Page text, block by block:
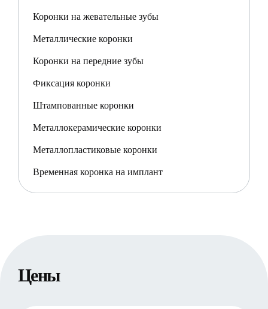
Коронки на жевательные зубы
Металлические коронки
Коронки на передние зубы
Фиксация коронки
Штампованные коронки
Металлокерамические коронки
Металлопластиковые коронки
Временная коронка на имплант
Цены